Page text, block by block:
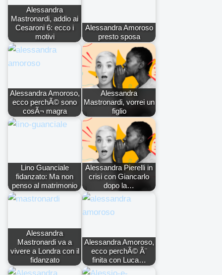
Alessandra
Mastronardi, addio ai
Cesaroni 6: ecco i
motivi
Alessandra Amoroso
presto sposa
Alessandra Amoroso,
ecco perchÃ© sono
cosÃ¬ magra
Alessandra
Mastronardi, vorrei un
figlio
Lino Guanciale
fidanzato: Ma non
penso al matrimonio
Alessandra Pierelli in
crisi con Giancarlo
dopo la…
Alessandra
Mastronardi va a
vivere a Londra con il
fidanzato
Alessandra Amoroso,
ecco perchÃ© Ã¨
finita con Luca…